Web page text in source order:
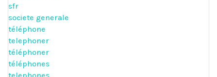
sfr
societe generale
téléphone
telephoner
téléphoner
téléphones